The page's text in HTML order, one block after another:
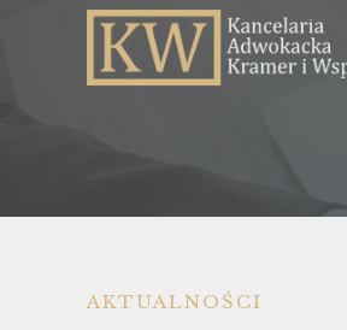
AKTUALNOŚCI